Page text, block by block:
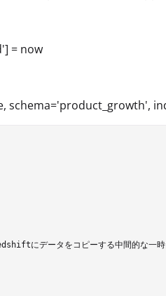
= now
schema='product_growth',
にデータをコピーする中間的な一